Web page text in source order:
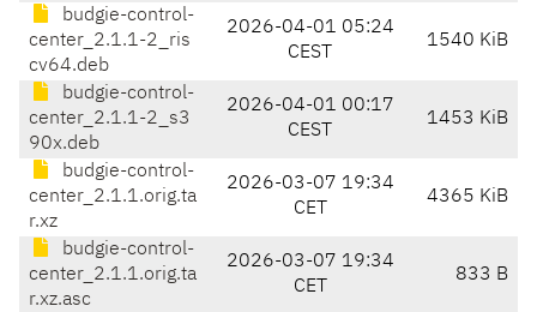
budgie-control-
center_2.1.1-2_ris
cv64.deb
2026-04-01 05:24
CEST
1540 KiB
budgie-control-
center_2.1.1-2_s3
90x.deb
2026-04-01 00:17
CEST
1453 KiB
budgie-control-
center_2.1.1.orig.ta
r.xz
2026-03-07 19:34
CET
4365 KiB
budgie-control-
center_2.1.1.orig.ta
r.xz.asc
2026-03-07 19:34
CET
833 B